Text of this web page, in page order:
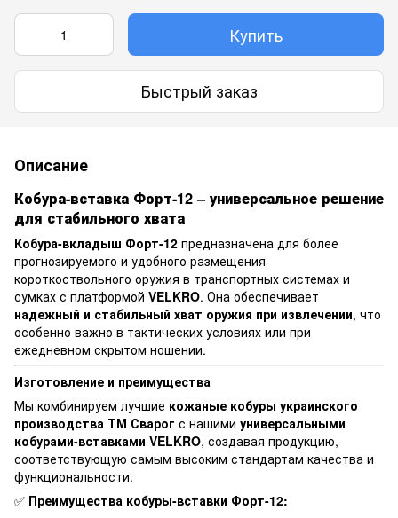
Купить
Быстрый заказ
Описание
Кобура-вставка Форт-12 – универсальное решение
для стабильного хвата
Кобура-вкладыш Форт-12 предназначена для более
прогнозируемого и удобного размещения
короткоствольного оружия в транспортных системах и
сумках с платформой VELKRO. Она обеспечивает
надежный и стабильный хват оружия при извлечении, что
особенно важно в тактических условиях или при
ежедневном скрытом ношении.
Изготовление и преимущества
Мы комбинируем лучшие кожаные кобуры украинского
производства ТМ Сварог с нашими универсальными
кобурами-вставками VELKRO, создавая продукцию,
соответствующую самым высоким стандартам качества и
функциональности.
✅ Преимущества кобуры-вставки Форт-12: